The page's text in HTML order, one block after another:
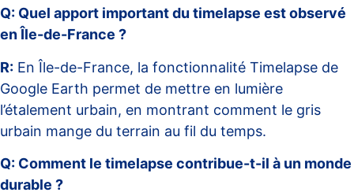
Q: Quel apport important du timelapse est observé
en Île-de-France ?
R: En Île-de-France, la fonctionnalité Timelapse de
Google Earth permet de mettre en lumière
l’étalement urbain, en montrant comment le gris
urbain mange du terrain au fil du temps.
Q: Comment le timelapse contribue-t-il à un monde
durable ?